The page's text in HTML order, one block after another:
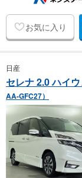
お気に入り
日産
セレナ 2.0 ハイ
AA-GFC27）